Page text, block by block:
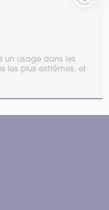
un usage dans les
les plus extrêmes, et